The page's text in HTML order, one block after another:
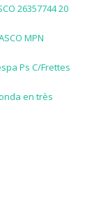
26357744 20
MPN
Ps C/Frettes
en très